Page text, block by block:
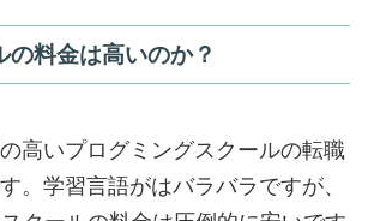
の料金は高いのか？
高いプログミングスクールの転職
。学習言語がはバラバラですが、